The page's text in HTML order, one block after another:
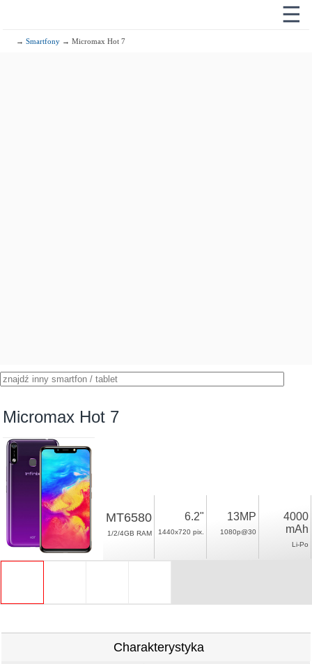
☰
→Smartfony → Micromax Hot 7
Micromax Hot 7
MT6580
1/2/4GB RAM
6.2"
1440x720 pix.
13MP
1080p@30
4000
mAh
Li-Po
Charakterystyka